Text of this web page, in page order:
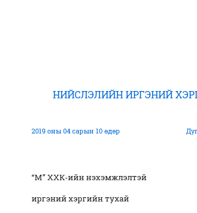
НИЙСЛЭЛИЙН ИРГЭНИЙ
2019 оны 04 сарын 10 өдөр
“М” ХХК-ийн нэхэмжлэлтэй
иргэний хэргийн тухай